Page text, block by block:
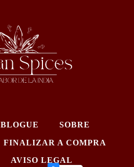
BLOGUE SOBRE
FINALIZAR A COMPRA
AVISO LEGAL